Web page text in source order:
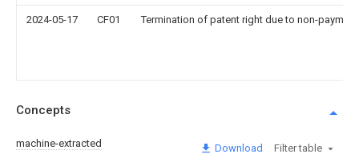
2024-05-17 CF01 Termination of patent right due to non-
Concepts
machine-extracted Download Filter table